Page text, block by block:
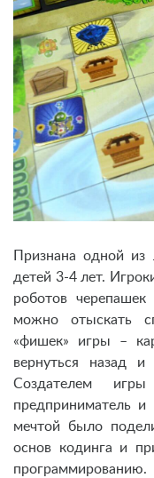
Признана одной
детей 3-4 лет.
роботов
можно отыскать
«фишек» игры –
вернуться назад
Создателем
предприниматель и
мечтой было
основ кодинга и
программированию.